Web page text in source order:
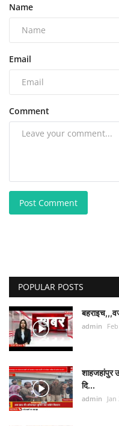
Name
Email
Comment
Post Comment
POPULAR POSTS
admin
शाहजहांपुर
दि...
admin